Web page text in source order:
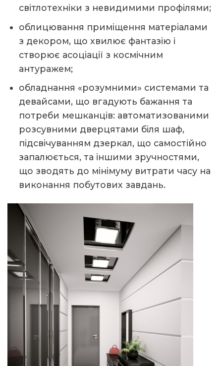
світлотехніки з невидимими профілями;
облицювання приміщення матеріалами
з декором, що хвилює фантазію і
створює асоціації з космічним
антуражем;
обладнання «розумними» системами та
девайсами, що вгадують бажання та
потреби мешканців: автоматизованими
розсувними дверцятами біля шаф,
підсвічуванням дзеркал, що самостійно
запалюється, та іншими зручностями,
що зводять до мінімуму витрати часу на
виконання побутових завдань.